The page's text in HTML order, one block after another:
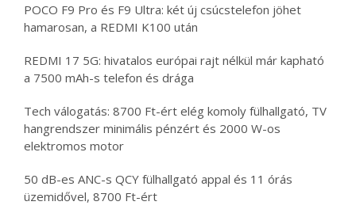
POCO F9 Pro és F9 Ultra: két új csúcstelefon jöhet
hamarosan, a REDMI K100 után
REDMI 17 5G: hivatalos európai rajt nélkül már kapható
a 7500 mAh-s telefon és drága
Tech válogatás: 8700 Ft-ért elég komoly fülhallgató, TV
hangrendszer minimális pénzért és 2000 W-os
elektromos motor
50 dB-es ANC-s QCY fülhallgató appal és 11 órás
üzemidővel, 8700 Ft-ért